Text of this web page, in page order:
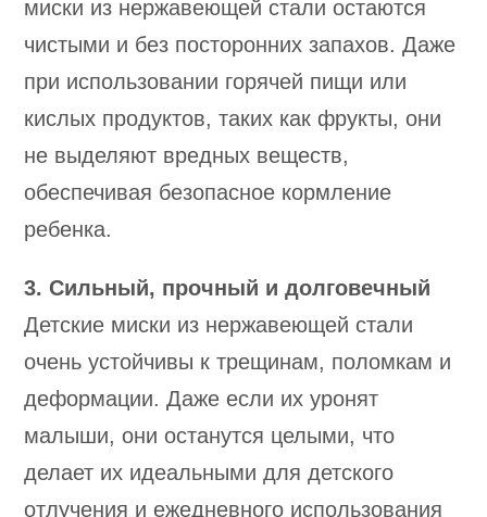
миски из нержавеющей стали остаются
чистыми и без посторонних запахов. Даже
при использовании горячей пищи или
кислых продуктов, таких как фрукты, они
не выделяют вредных веществ,
обеспечивая безопасное кормление
ребенка.
3. Сильный, прочный и долговечный
Детские миски из нержавеющей стали
очень устойчивы к трещинам, поломкам и
деформации. Даже если их уронят
малыши, они останутся целыми, что
делает их идеальными для детского
отлучения и ежедневного использования